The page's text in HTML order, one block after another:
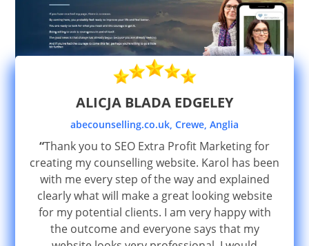
ALICJA BLADA EDGELEY
abecounselling.co.uk, Crewe, Anglia
“Thank you to SEO Extra Profit Marketing for
creating my counselling website. Karol has been
with me every step of the way and explained
clearly what will make a great looking website
for my potential clients. I am very happy with
the outcome and everyone says that my